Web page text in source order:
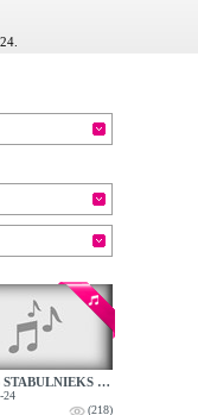
ULDIS STABULNIEKS UN DZIESMA TEĀTRĪ - 2. DAĻA
24
(218)